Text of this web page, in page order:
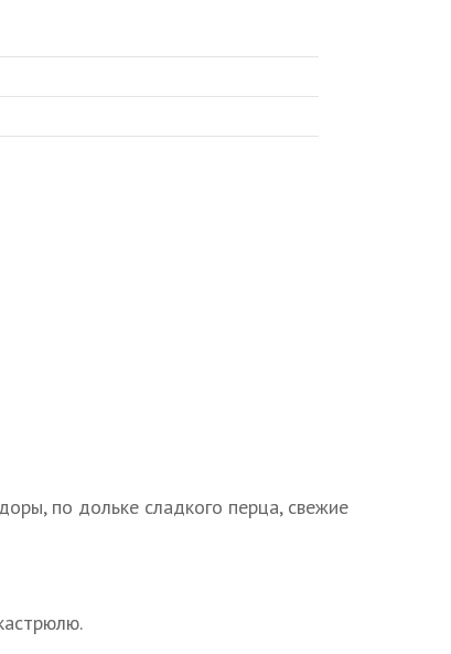
по дольке сладкого перца, свежие